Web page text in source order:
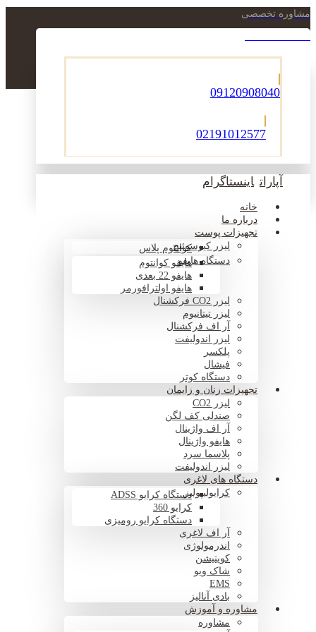
مشاوره تخصصی
09120908040
02191012577
آپارات اینستاگرام
خانه
درباره ما
تجهیزات پوست
لیزر کیوسوئیچکوانتوم پلاس
دستگاه هایفوهایفو کوانتوم
هایفو 22 بعدی
هایفو اولترافورمر
لیزر CO2 فرکشنال
لیزر تیتانیوم
آر اف فرکشنال
لیزر اندولیفت
پلکسر
فیشال
دستگاه کوتر
تجهیزات زنان و زایمان
لیزر CO2
صندلی کف لگن
آر اف واژینال
هایفو واژینال
پلاسما سرد
لیزر اندولیفت
دستگاه های لاغری
کرایولیپولیزدستگاه کرایو ADSS
کرایو 360
دستگاه کرایو رومیزی
آر اف لاغری
اندرمولوژی
کویتیشن
شاک ویو
EMS
بادی آنالیز
مشاوره و آموزش
مشاوره